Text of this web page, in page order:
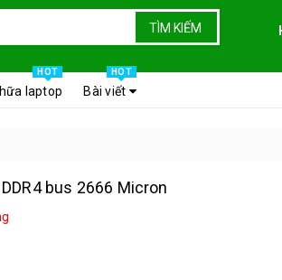
TÌM KIẾM
laptop
HOT
Bài viết
HOT
bus 2666 Micron